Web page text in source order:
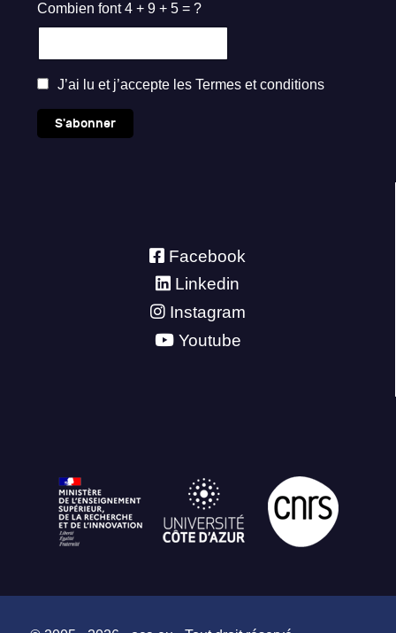
Combien font 4 + 9 + 5 = ?
J’ai lu et j’accepte les Termes et conditions
S'abonner
Facebook
Linkedin
Instagram
Youtube